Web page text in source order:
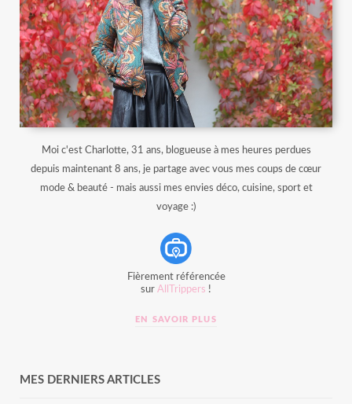
Moi c'est Charlotte, 31 ans, blogueuse à mes heures perdues
depuis maintenant 8 ans, je partage avec vous mes coups de cœur
mode & beauté - mais aussi mes envies déco, cuisine, sport et
voyage :)
Fièrement référencée
sur AllTrippers !
EN SAVOIR PLUS
MES DERNIERS ARTICLES